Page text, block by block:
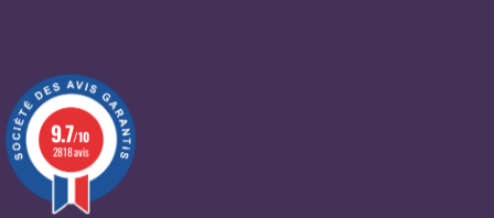
9.7/10
2818 avis